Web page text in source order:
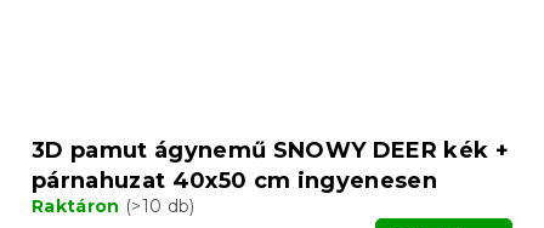
3D pamut ágynemű SNOWY DEER kék +
párnahuzat 40x50 cm ingyenesen
Raktáron (>10 db)